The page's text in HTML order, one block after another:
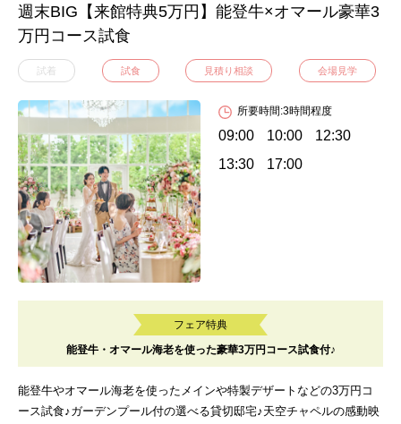
週末BIG【来館特典5万円】能登牛×オマール豪華3
万円コース試食
試着 試食 見積り相談 会場見学
所要時間:3時間程度
09:00 10:00
12:30
13:30
17:00
フェア特典
能登牛・オマール海老を使った豪華3万円コース試食付♪
能登牛やオマール海老を使ったメインや特製デザートなどの3万円コ
ース試食♪ガーデンプール付の選べる貸切邸宅♪天空チャペルの感動映